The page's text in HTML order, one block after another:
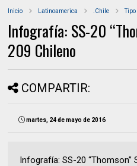
Inicio Latinoamerica .Chile Tipo
Infografía: SS-20
209 Chileno
COMPARTIR:
martes, 24 de mayo de 2016
Infografía: SS-20 “Thomson”